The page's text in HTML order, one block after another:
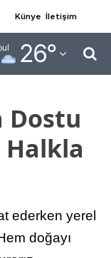
Künye İletişim
26°
Dostu
Halkla
ederken yerel
doğayı